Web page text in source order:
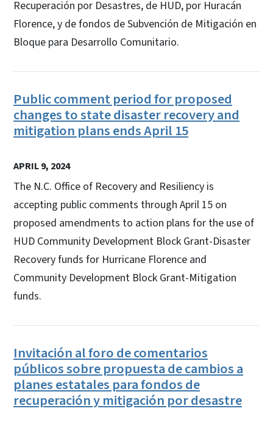
Recuperación por Desastres, de HUD, por Huracán
Florence, y de fondos de Subvención de Mitigación en
Bloque para Desarrollo Comunitario.
Public comment period for proposed
changes to state disaster recovery and
mitigation plans ends April 15
APRIL 9, 2024
The N.C. Office of Recovery and Resiliency is
accepting public comments through April 15 on
proposed amendments to action plans for the use of
HUD Community Development Block Grant-Disaster
Recovery funds for Hurricane Florence and
Community Development Block Grant-Mitigation
funds.
Invitación al foro de comentarios
públicos sobre propuesta de cambios a
planes estatales para fondos de
recuperación y mitigación por desastre